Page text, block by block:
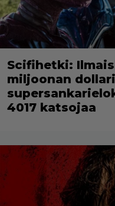
Scifihetki:
miljoonan
4017 katsojaa